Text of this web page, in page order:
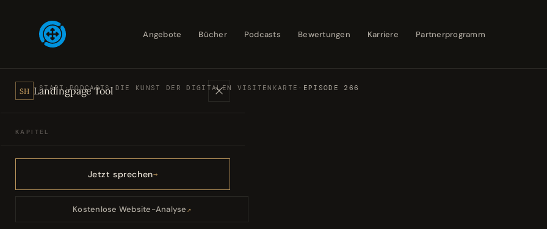
Angebote Bücher Podcasts Bewertungen Karriere Partnerprogramm
SH Landingpage Tool
KAPITEL
01 Angebote
Jetzt sprechen
Kostenlose Website-Analyse↗
START ·PODCASTS· DIE KUNST DER DIGITALEN VISITENKARTE · EPISODE 266